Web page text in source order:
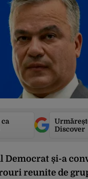
Discover
Democrat și-a
reunite de